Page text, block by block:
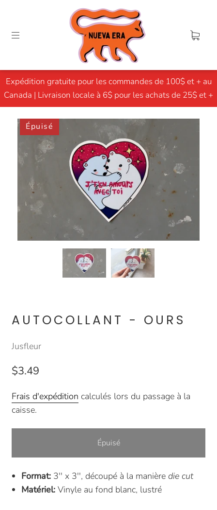
Expédition gratuite pour les commandes de 100$ et + au
Canada | Livraison locale à 6$ pour les achats de 25$ et +
Épuisé
AUTOCOLLANT - OURS
Jusfleur
$3.49
Frais d'expédition calculés lors du passage à la
caisse.
Épuisé
Format: 3'' x 3'', découpé à la manière die cut
Matériel: Vinyle au fond blanc, lustré